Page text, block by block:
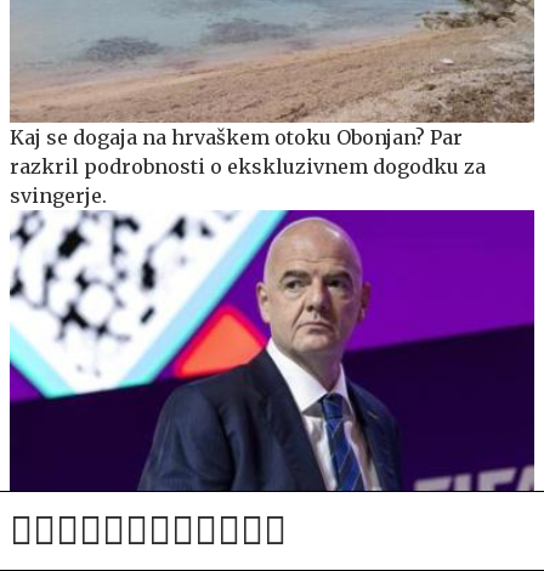
Kaj se dogaja na hrvaškem otoku Obonjan? Par
razkril podrobnosti o ekskluzivnem dogodku za
svingerje.
Infantino pod pritiskom sklical krizni sestanek v